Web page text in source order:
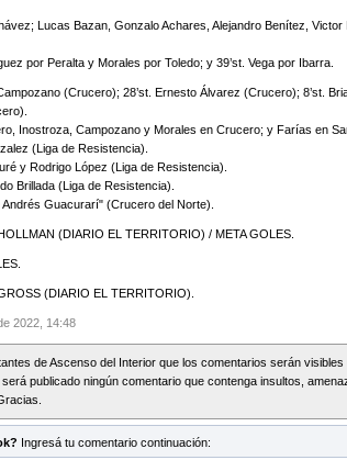
Lucas Bazan, Gonzalo Achares, Alejandro Benítez,
por Peralta y Morales por Toledo; y 39’st. Vega por Ibarra.
(Crucero); 28’st. Ernesto Álvarez (Crucero); 8’st.
Inostroza, Campozano y Morales en Crucero; y Farías en
(Liga de Resistencia).
y Rodrigo López (Liga de Resistencia).
Brillada (Liga de Resistencia).
Guacurarí" (Crucero del Norte).
(DIARIO EL TERRITORIO) / META GOLES.
(DIARIO EL TERRITORIO).
2022, 14:48
de Ascenso del Interior que los comentarios serán
publicado ningún comentario que contenga insultos,
Ingresá tu comentario continuación: